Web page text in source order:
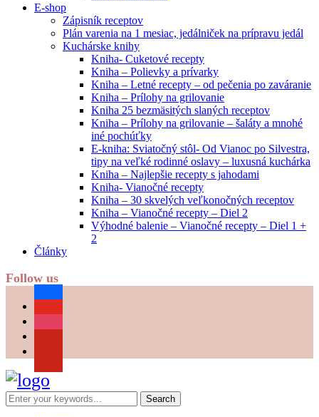
E-shop
Zápisník receptov
Plán varenia na 1 mesiac, jedálniček na prípravu jedál
Kuchárske knihy
Kniha- Cuketové recepty
Kniha – Polievky a prívarky
Kniha – Letné recepty – od pečenia po zaváranie
Kniha – Prílohy na grilovanie
Kniha 25 bezmäsitých slaných receptov
Kniha – Prílohy na grilovanie – šaláty a mnohé
iné pochúťky
E-kniha: Sviatočný stôl- Od Vianoc po Silvestra,
tipy na veľké rodinné oslavy – luxusná kuchárka
Kniha – Najlepšie recepty s jahodami
Kniha- Vianočné recepty
Kniha – 30 skvelých veľkonočných receptov
Kniha – Vianočné recepty – Diel 2
Výhodné balenie – Vianočné recepty – Diel 1 +
2
Články
Follow us